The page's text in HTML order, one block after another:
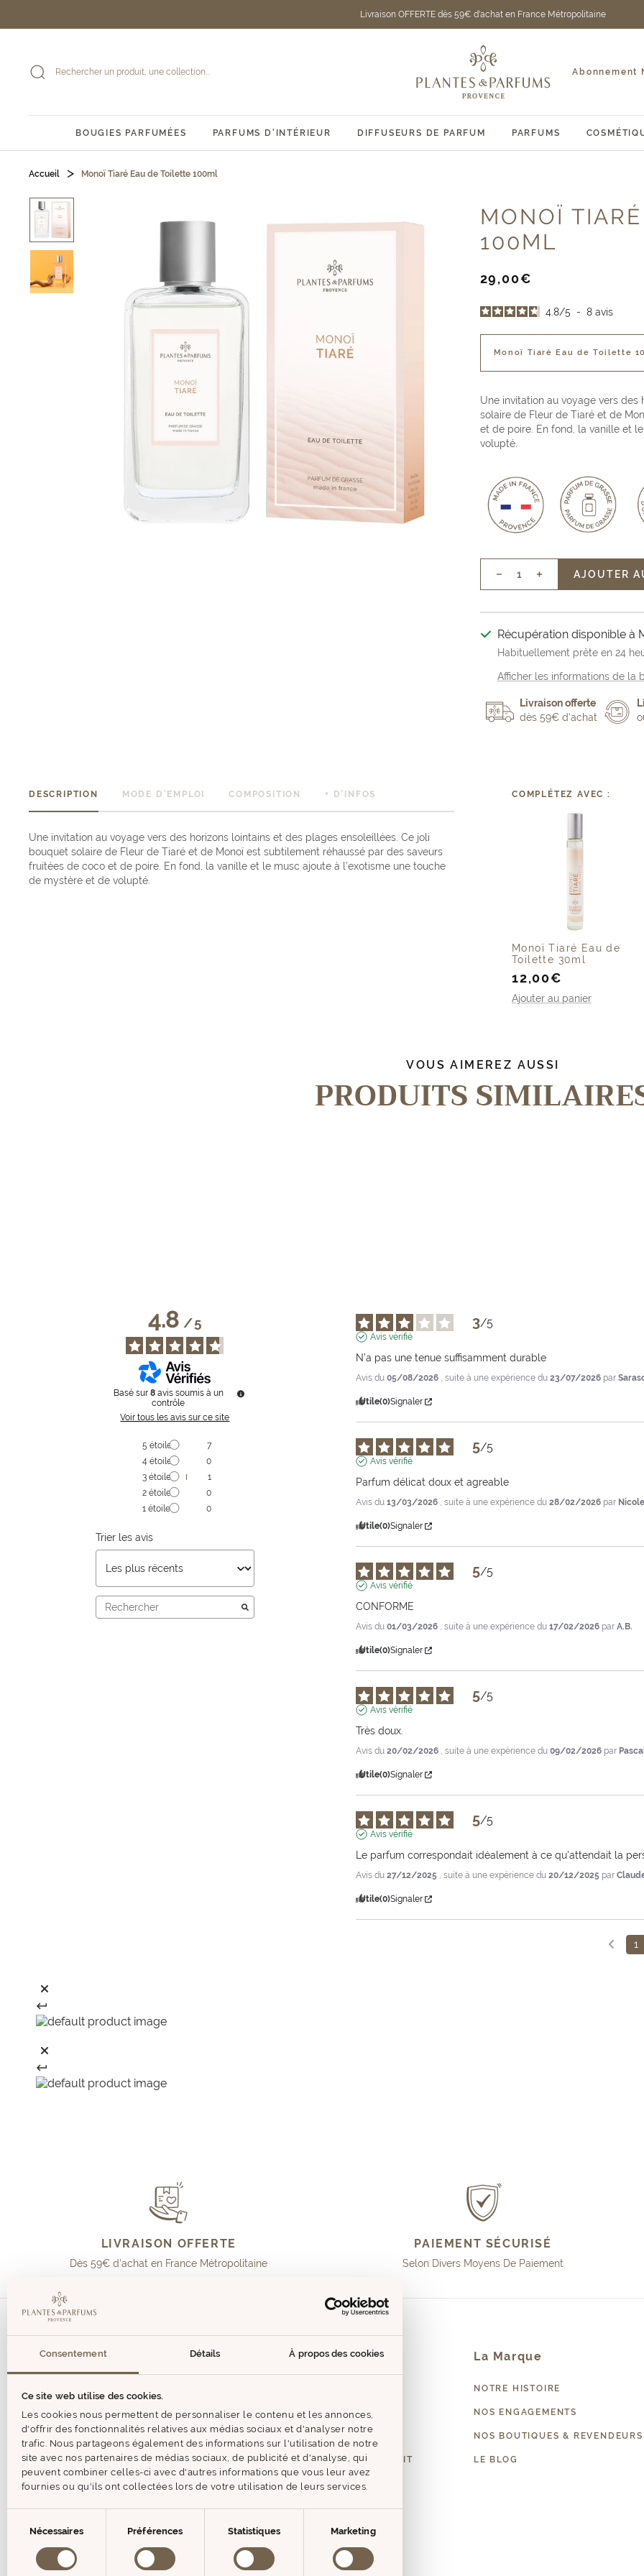
Consentement Détails À propos des cookies
Ce site web utilise des cookies.
Les cookies nous permettent de personnaliser le contenu et les annonces,
d'offrir des fonctionnalités relatives aux médias sociaux et d'analyser notre
trafic. Nous partageons également des informations sur l'utilisation de notre
site avec nos partenaires de médias sociaux, de publicité et d'analyse, qui
peuvent combiner celles-ci avec d'autres informations que vous leur avez
fournies ou qu'ils ont collectées lors de votre utilisation de leurs services.
consentement
Nécessaires Préférences Statistiques Marketing
au
Livraison OFFERTE dès 59€ d'achat en France Métropolitaine
Parfums
Provence
Abonnement
BOUGIES PARFUMÉES PARFUMS D'INTÉRIEUR DIFFUSEURS DE PARFUM PARFUMS
Accueil Monoï Tiaré Eau de Toilette 100ml
MONOÏ
100ML
Prix
vente
29,00€
4.8/5 - 8 avis
Monoï Tiaré Eau de Toilette
Une invitation au voyage vers
solaire de Fleur de Tiaré et de
et de poire. En fond, la vanille et
volupté.
Réduire
la
Augmenter
la
AJOUTER
Récupération disponible à
Habituellement prête en 24
Afficher les informations de la
Livraison offerte
dès 59€ d'achat
DESCRIPTION MODE D'EMPLOI COMPOSITION + D'INFOS
Une invitation au voyage vers des horizons lointains et des plages ensoleillées. Ce joli
bouquet solaire de Fleur de Tiaré et de Monoï est subtilement réhaussé par des saveurs
fruitées de coco et de poire. En fond, la vanille et le musc ajoute à l’exotisme une touche
de mystère et de volupté.
COMPLÉTEZ AVEC :
Monoï Tiaré Eau de
Toilette 30ml
Prix
de
vente
12,00€
Ajouter au panier
VOUS AIMEREZ AUSSI
PRODUITS
4.8/5
Basé sur 8 avis soumis à un
contrôle
Voir tous les avis sur ce site
5 étoiles
7
4 étoiles
0
3 étoiles
1
2 étoiles
0
1 étoile 0
Trier les avis
3/5
Avis vérifié
N’a pas une tenue suffisamment durable
Avis du 05/08/2026 , suite à une expérience du 23/07/2026 par
Utile(0)Signaler
5/5
Avis vérifié
Parfum délicat doux et agreable
Avis du 13/03/2026 , suite à une expérience du 28/02/2026 par
Utile(0)Signaler
5/5
Avis vérifié
CONFORME
Avis du 01/03/2026 , suite à une expérience du 17/02/2026 par A.B.
Utile(0)Signaler
5/5
Avis vérifié
Très doux.
Avis du 20/02/2026 , suite à une expérience du 09/02/2026 par
Utile(0)Signaler
5/5
Avis vérifié
Le parfum correspondait idéalement à ce qu'attendait la
Avis du 27/12/2025 , suite à une expérience du 20/12/2025 par
Utile(0)Signaler
1
LIVRAISON OFFERTE
Dès 59€ d'achat en France Métropolitaine
PAIEMENT SÉCURISÉ
Selon Divers Moyens De Paiement
Aide & Contact
JE SUIS PROFESSIONNEL
FAIRE UN RETOUR PRODUIT
La Marque
NOTRE HISTOIRE
NOS ENGAGEMENTS
NOS BOUTIQUES & REVENDEURS
LE BLOG